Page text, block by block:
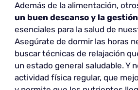
Además de la alimentación,
un buen descanso y la
esenciales para la salud de
Asegúrate de dormir las horas
buscar técnicas de relajación
un estado general saludable. Y
actividad física regular, que